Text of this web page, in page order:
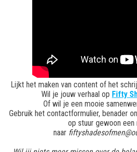
Lijkt het maken van content of het
Wil je jouw verhaal op Fifty
Of wil je een mooie
Gebruik het contactformulier, benader
op stuur gewoon een
naar